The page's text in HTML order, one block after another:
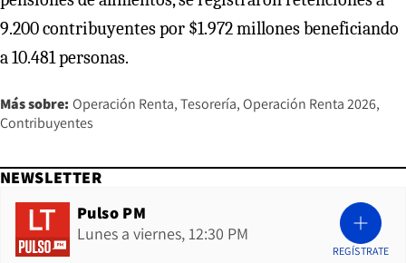
9.200 contribuyentes por $1.972 millones beneficiando
a 10.481 personas.
Más sobre: Operación Renta Tesorería Operación Renta 2026
Contribuyentes
NEWSLETTER
Pulso PM
Lunes a viernes, 12:30 PM
REGÍSTRATE